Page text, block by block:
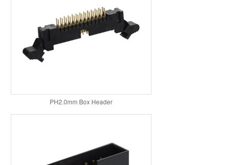
PH2.0mm Box Header